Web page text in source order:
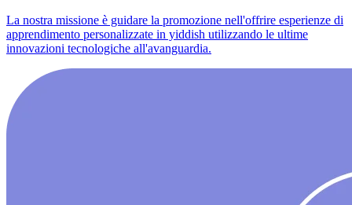
La nostra missione è guidare la promozione nell'offrire esperienze di
apprendimento personalizzate in yiddish utilizzando le ultime
innovazioni tecnologiche all'avanguardia.